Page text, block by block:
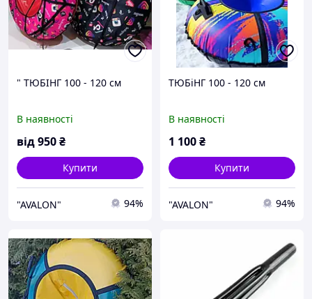
" ТЮБІНГ 100 - 120 см
В наявності
від950₴
Купити
"AVALON" 94%
ТЮБіНГ 100 - 120 см
В наявності
1 100₴
Купити
"AVALON" 94%